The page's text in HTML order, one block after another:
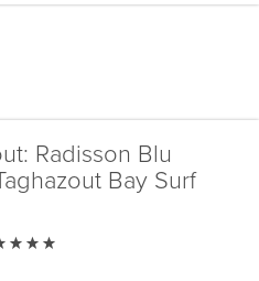
Radisson Blu
Bay Surf